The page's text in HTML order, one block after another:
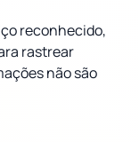
reconhecido,
rastrear
não são